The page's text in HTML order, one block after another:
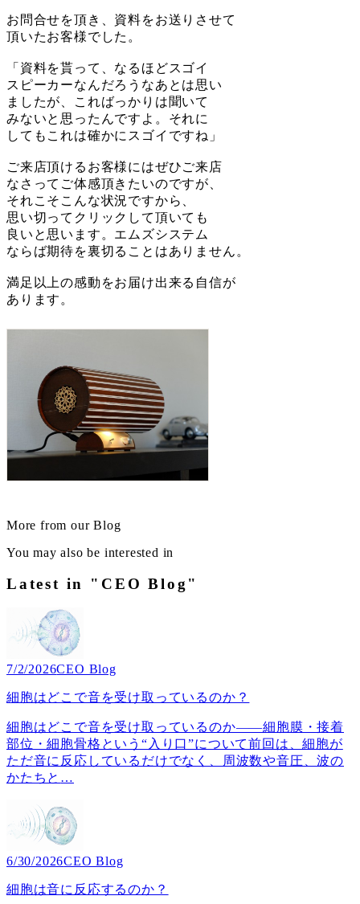
お問合せを頂き、資料をお送りさせて
頂いたお客様でした。
「資料を貰って、なるほどスゴイ
スピーカーなんだろうなあとは思い
ましたが、こればっかりは聞いて
みないと思ったんですよ。それに
してもこれは確かにスゴイですね」
ご来店頂けるお客様にはぜひご来店
なさってご体感頂きたいのですが、
それこそこんな状況ですから、
思い切ってクリックして頂いても
良いと思います。エムズシステム
ならば期待を裏切ることはありません。
満足以上の感動をお届け出来る自信が
あります。
More from our Blog
You may also be interested in
Latest in "CEO Blog"
7/2/2026CEO Blog
細胞はどこで音を受け取っているのか？
細胞はどこで音を受け取っているのか――細胞膜・接着
部位・細胞骨格という“入り口”について前回は、細胞が
ただ音に反応しているだけでなく、周波数や音圧、波の
かたちと …
6/30/2026CEO Blog
細胞は音に反応するのか？